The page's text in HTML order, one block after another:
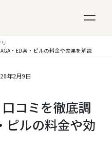
・ED薬・ピルの料金や効果を解説
年2月9日
コミを徹底調
ピルの料金や効